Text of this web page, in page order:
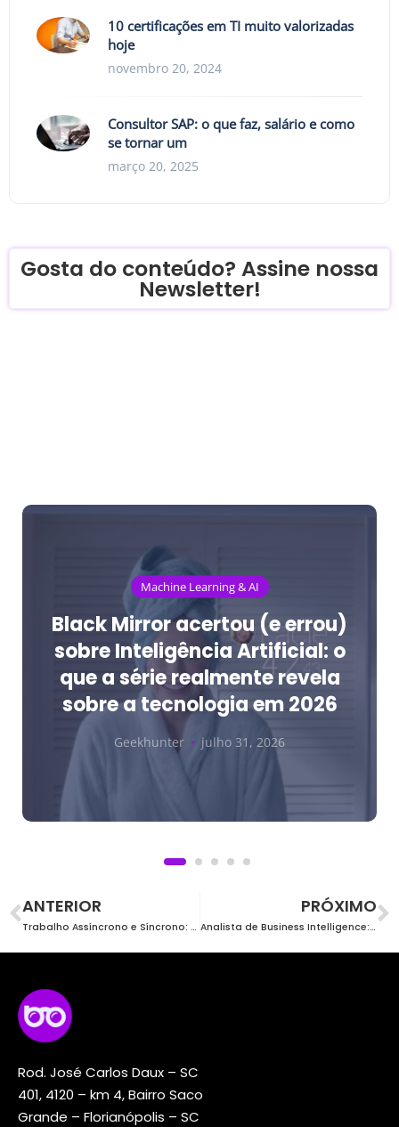
10 certificações em TI muito valorizadas
hoje
novembro 20, 2024
Consultor SAP: o que faz, salário e como
se tornar um
março 20, 2025
Gosta do conteúdo? Assine nossa
Newsletter!
Machine Learning & AI
Black Mirror acertou (e errou)
sobre Inteligência Artificial: o
que a série realmente revela
sobre a tecnologia em 2026
Geekhunter julho 31, 2026
ANTERIOR
Trabalho Assíncrono e Síncrono: o que são, diferenças e como aplicá-los na área de TI
PRÓXIMO
Analista de Business Intelligence: o que faz, habilidades e como atuar na área de TI
Rod. José Carlos Daux – SC
401, 4120 – km 4, Bairro Saco
Grande – Florianópolis – SC